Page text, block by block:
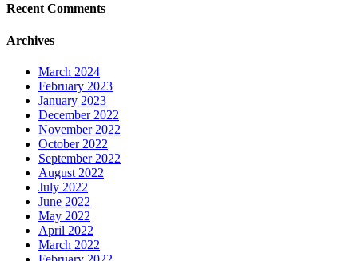
Recent Comments
Archives
March 2024
February 2023
January 2023
December 2022
November 2022
October 2022
September 2022
August 2022
July 2022
June 2022
May 2022
April 2022
March 2022